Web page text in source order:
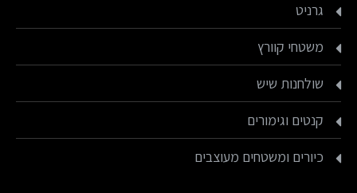
גרניט
משטחי קוורץ
שולחנות שיש
קנטים וגימורים
כיורים ומשטחים מעוצבים